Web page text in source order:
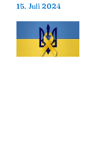
15. Juli 2024